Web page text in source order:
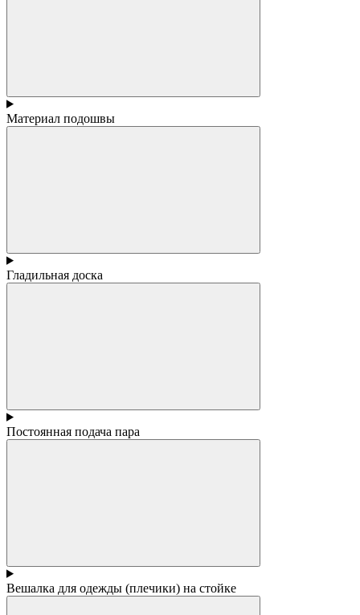
Материал подошвы
Гладильная доска
Постоянная подача пара
Вешалка для одежды (плечики) на стойке